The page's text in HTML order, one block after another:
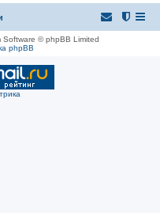
Software © phpBB Limited
phpBB